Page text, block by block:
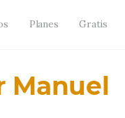
Planes Gratis
Manuel